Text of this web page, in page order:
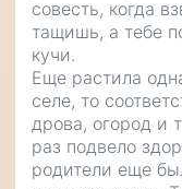
совесть, когда
тащишь, а тебе
кучи.
Еще растила
селе, то
дрова, огород и
раз подвело
родители еще